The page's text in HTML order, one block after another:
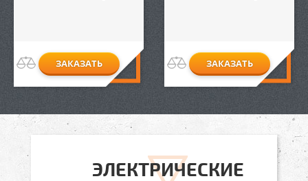
ЗАКАЗАТЬ ЗАКАЗАТЬ
ЭЛЕКТРИЧЕСКИЕ